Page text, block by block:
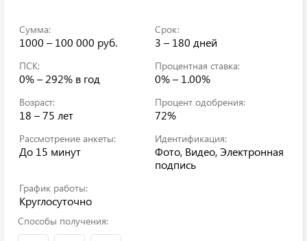
Сумма:
1000 – 100 000 руб.
Срок:
3 – 180 дней
ПСК:
0% – 292% в год
Процентная ставка:
0% – 1.00%
Возраст:
18 – 75 лет
Процент одобрения:
72%
Рассмотрение анкеты:
До 15 минут
Идентификация:
Фото, Видео, Электронная
подпись
График работы:
Круглосуточно
Способы получения: